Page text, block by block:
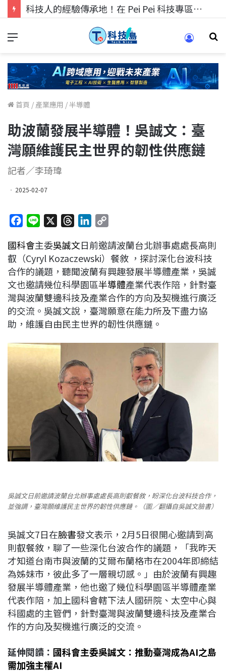
科技人的經驗傳承地！在 Pei Pei 科技專區，與學弟妹交流最硬核的技術
首頁 / 產業應用 /半導體
助波蘭發展半導體！吳誠文：臺
灣願維護民主世界的韌性供應鏈
記者／李琦瑋
2025-02-07
c
e
b
o
o
k
n
e
r
e
a
d
s
n
k
e
d
I
n
p
y
L
i
n
k
國科會主委吳誠文日前邀請波蘭台北辦事處處長高則
叡（Cyryl Kozaczewski）餐敘 ，探討深化台波科技
合作的議題，聽聞波蘭有興趣發展半導體產業，吳誠
文也邀請幾位科學園區半導體產業代表作陪，針對臺
灣與波蘭雙邊科技及產業合作的方向及契機進行廣泛
的交流。吳誠文說，臺灣願意在能力所及下盡力協
助，維護自由民主世界的韌性供應鏈。
吳誠文日前邀請波蘭台北辦事處處長高則叡餐敘，盼深化台波科技合作，
並強調，臺灣願維護民主世界的韌性供應鏈。（圖／翻攝自吳誠文臉書）
吳誠文7日在臉書發文表示，2月5日很開心邀請到高
則叡餐敘，聊了一些深化台波合作的議題，「我昨天
才知道台南市與波蘭的艾爾布蘭格市在2004年即締結
為姊妹市，彼此多了一層親切感。」由於波蘭有興趣
發展半導體產業，他也邀了幾位科學園區半導體產業
代表作陪，加上國科會轄下法人國研院、太空中心與
科國處的主管們，針對臺灣與波蘭雙邊科技及產業合
作的方向及契機進行廣泛的交流。
延伸閱讀： 國科會主委吳誠文：推動臺灣成為AI之島
需加強主權AI